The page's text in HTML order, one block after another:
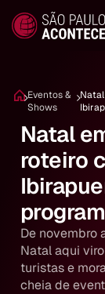
Eventos &
Shows
Natal
roteiro
De novembro
Natal aqui
turistas e
cheia de